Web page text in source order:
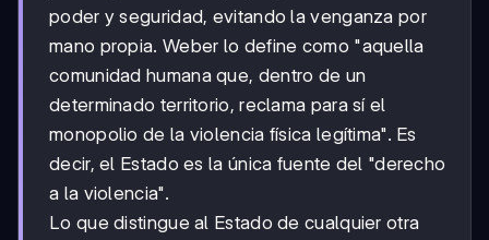
poder y seguridad, evitando la venganza por
mano propia. Weber lo define como "aquella
comunidad humana que, dentro de un
determinado territorio, reclama para sí el
monopolio de la violencia física legítima". Es
decir, el Estado es la única fuente del "derecho
a la violencia".
Lo que distingue al Estado de cualquier otra